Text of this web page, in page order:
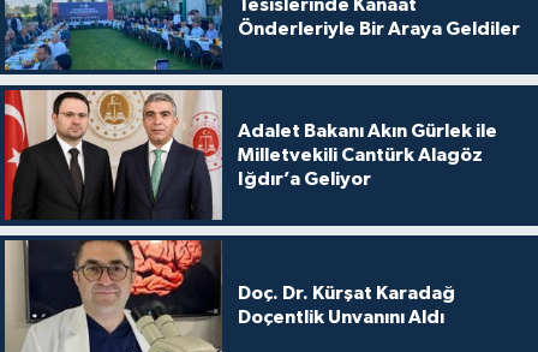
Tesislerinde Kanaat
Önderleriyle Bir Araya Geldiler
Adalet Bakanı Akın Gürlek ile
Milletvekili Cantürk Alagöz
Iğdır’a Geliyor
Doç. Dr. Kürşat Karadağ
Doçentlik Unvanını Aldı